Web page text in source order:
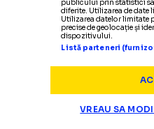
publicului prin statistici
diferite. Utilizarea de date
Utilizarea datelor limitate
precise de geolocație și
dispozitivului.
Listă parteneri
VREAU SA